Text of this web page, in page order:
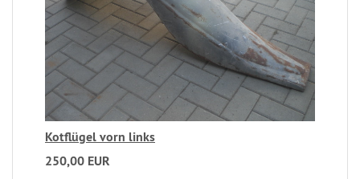
Kotflügel vorn links
250,00 EUR